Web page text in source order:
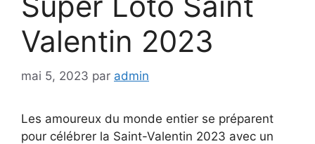
Valentin 2023
mai 5, 2023 par admin
Les amoureux du monde entier se préparent
pour célébrer la Saint-Valentin 2023 avec un